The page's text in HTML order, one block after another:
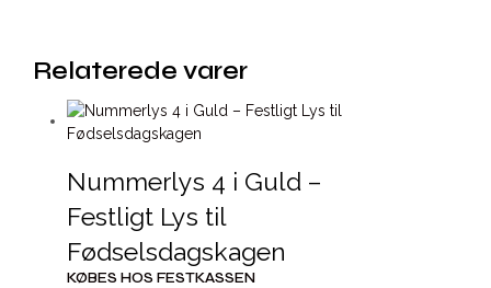
Relaterede varer
Nummerlys 4 i Guld –
Festligt Lys til
Fødselsdagskagen
KØBES HOS FESTKASSEN